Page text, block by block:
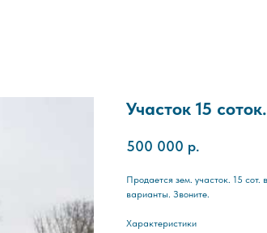
Участок 15
500 000 р.
Продается зем. участок. 15
варианты. Звоните.
Характеристики